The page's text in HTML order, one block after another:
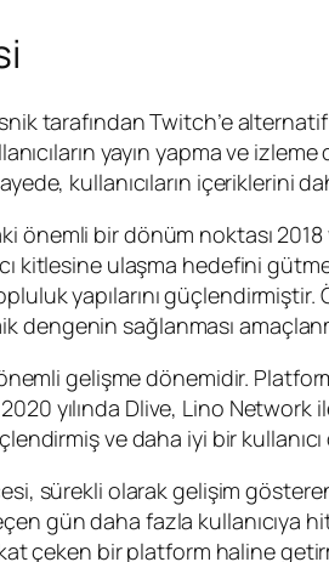
tarafından Twitch’e
yayın yapma ve
kullanıcıların içeriklerini
önemli bir dönüm noktası
kitlesine ulaşma hedefini
yapılarını
dengenin sağlanması
gelişme dönemidir.
yılında Dlive, Lino
ve daha iyi bir
sürekli olarak gelişim
gün daha fazla kullanıcıya
çeken bir platform haline